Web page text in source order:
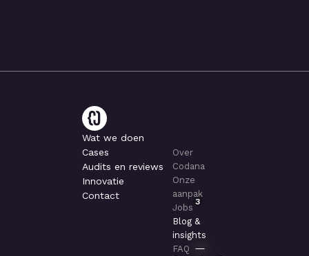
Wat we doen
Cases
Audits en reviews
Innovatie
Contact
Over
Codana
Onze
aanpak
Jobs
3
Blog &
insights
FAQ